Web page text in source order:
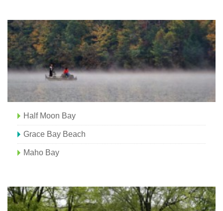
Half Moon Bay
Grace Bay Beach
Maho Bay